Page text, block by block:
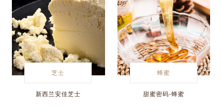
芝士
新西兰安佳芝士
蜂蜜
甜蜜密码-蜂蜜